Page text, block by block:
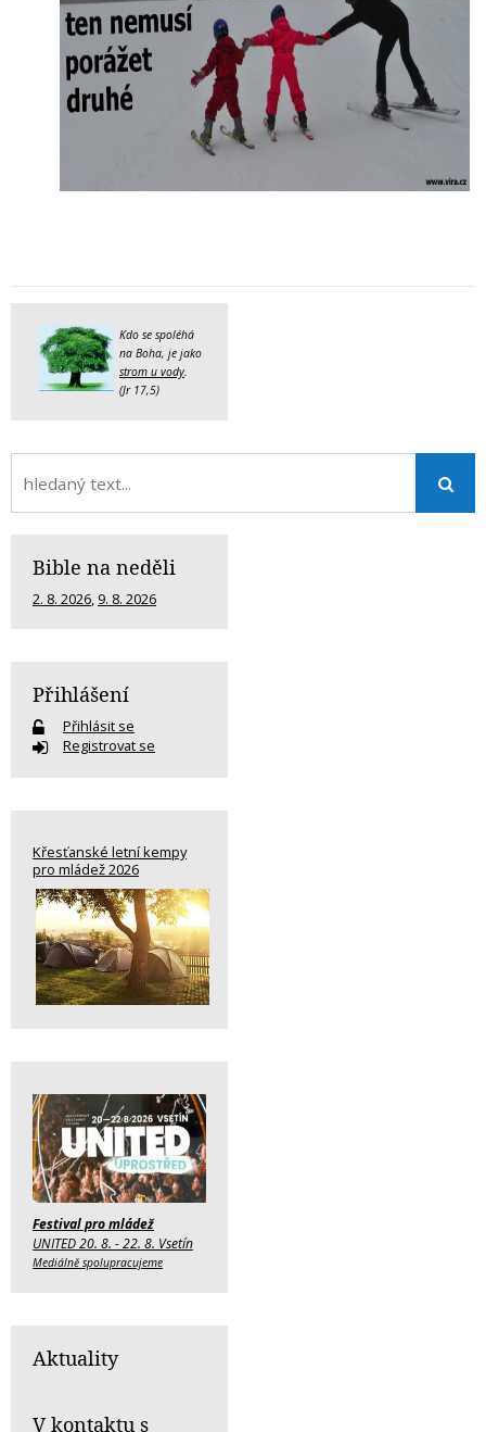
Kdo se spoléhá
na Boha, je jako
strom u vody.
(Jr 17,5)
Bible na neděli
2. 8. 2026, 9. 8. 2026
Přihlášení
Přihlásit se
Registrovat se
Křesťanské letní kempy
pro mládež 2026
Festival pro mládež
UNITED 20. 8. - 22. 8. Vsetín
Mediálně spolupracujeme
Aktuality
V kontaktu s